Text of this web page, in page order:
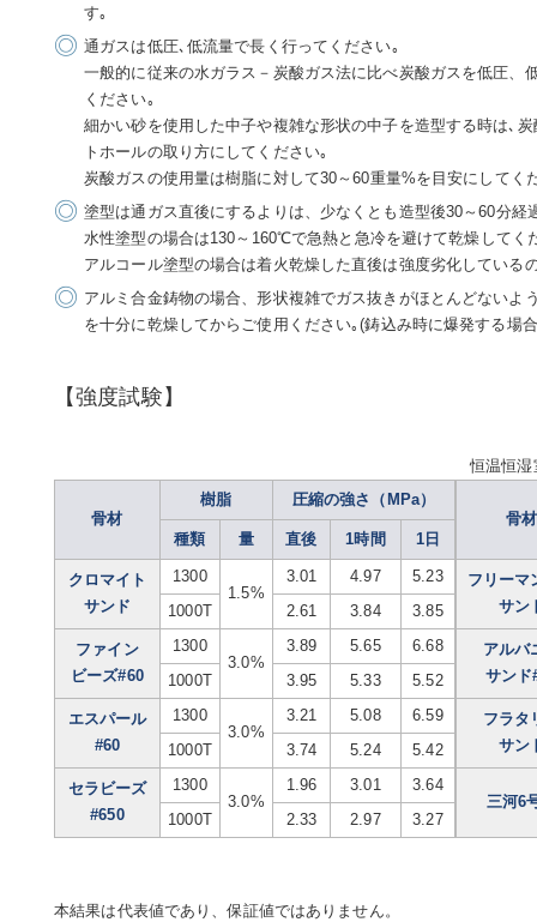
す｡
通ガスは低圧､低流量で長く行ってください｡
一般的に従来の水ガラス－炭酸ガス法に比べ炭酸ガスを低圧、
ください｡
細かい砂を使用した中子や複雑な形状の中子を造型する時は､
トホールの取り方にしてください｡
炭酸ガスの使用量は樹脂に対して30～60重量%を目安にしてく
塗型は通ガス直後にするよりは、少なくとも造型後30～60分経
水性塗型の場合は130～160℃で急熱と急冷を避けて乾燥してく
アルコール塗型の場合は着火乾燥した直後は強度劣化している
アルミ合金鋳物の場合、形状複雑でガス抜きがほとんどないよ
を十分に乾燥してからご使用ください｡(鋳込み時に爆発する場
【強度試験】
恒温恒
骨材
樹脂 圧縮の強さ（MPa）
種類 量 直後 1時間 1日
クロマイト
サンド
1300
1.5%
3.01 4.97
5.23
1000T
2.61 3.84 3.85
ファイン
ビーズ#60
1300
3.0%
3.89 5.65
6.68
1000T
3.95 5.33 5.52
エスパール
#60
1300
3.0%
3.21 5.08
6.59
1000T
3.74 5.24 5.42
セラビーズ
#650
1300
3.0%
1.96 3.01
3.64
1000T
2.33 2.97 3.27
骨材
フリーマ
サン
アルバ
サンド
フラタ
サン
三河6
本結果は代表値であり、保証値ではありません。